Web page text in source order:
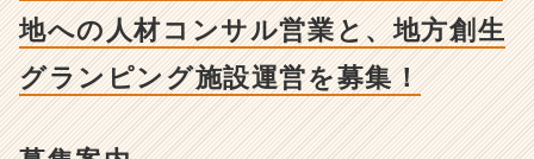
本
全
国
地への人材コンサル営業と、地方創生
グランピング施設運営を募集！